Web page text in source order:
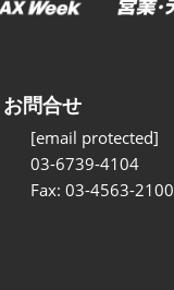
お問合せ
[email protected]
03-6739-4104
Fax: 03-4563-2100